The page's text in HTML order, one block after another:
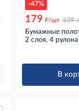
-47%
179 д/шт 339 д
Бумажные
2 слоя, 4 рулона
В